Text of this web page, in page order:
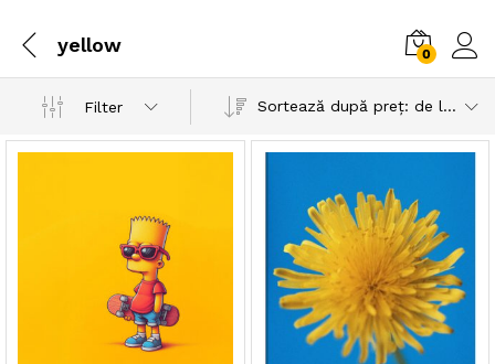
yellow 0
Filter Sortează după preț: de la mare la mic